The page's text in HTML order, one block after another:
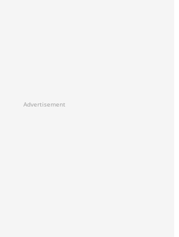
Advertisement